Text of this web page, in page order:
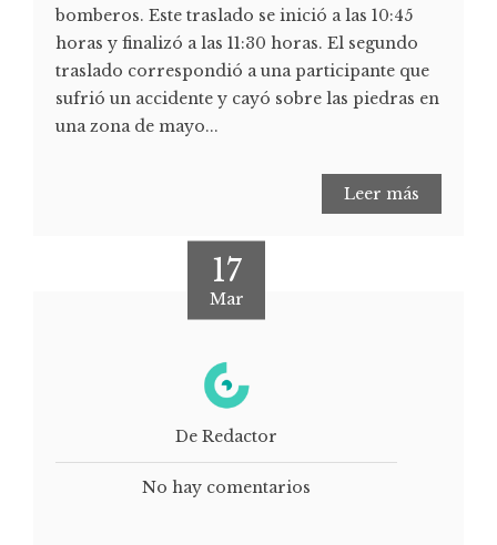
bomberos. Este traslado se inició a las 10:45
horas y finalizó a las 11:30 horas. El segundo
traslado correspondió a una participante que
sufrió un accidente y cayó sobre las piedras en
una zona de mayo...
Leer más
17
Mar
De Redactor
No hay comentarios